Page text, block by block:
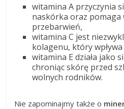
witamina A przyczynia
naskórka oraz pomaga
przebarwień,
witamina C jest
kolagenu, który
witamina E działa jako
chroniąc skórę przed
wolnych rodników.
Nie zapominajmy także o